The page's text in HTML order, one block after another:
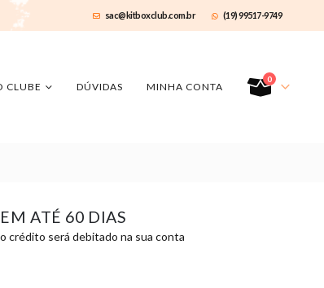
sac@kitboxclub.com.br (19) 99517-9749
CLUBE DÚVIDAS MINHA CONTA
0
EM ATÉ 60 DIAS
o crédito será debitado na sua conta